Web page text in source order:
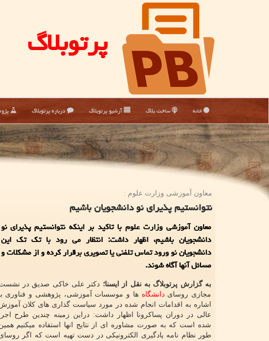
پرتوبلاگ
خانه ساخت بلاگ آرشیو پرتوبلاگ درباره پرتوبلاگ
معاون آموزشی وزارت علوم :
نتوانستیم پذیرای نو دانشجویان باشیم
معاون آموزشی وزارت علوم با تاکید بر اینکه نتوانستیم پذیرای نو
دانشجویان باشیم، اظهار داشت: انتظار می رود با تک تک این
دانشجویان نو ورود تماس تلفنی یا تصویری برقرار کرده و از مشکلات و
مسائل آنها آگاه شوند.
به گزارش پرتوبلاگ به نقل از ایسنا؛ دکتر علی خاکی صدیق در
مجازی روسایدانشگاه ها و موسسات آموزشی، پژوهشی و فناوری
اشاره به اقدامات انجام شده در مورد سیاست گذاری های کلان
عالی در دوران پساکرونا اظهار داشت: دراین زمینه چندین طرح اجرا
شده است که به صورت مشاوره ای از نتایج انها استفاده میکنیم
طور نظام نامه یادگیری الکترونیکی در دست تهیه است که اگر